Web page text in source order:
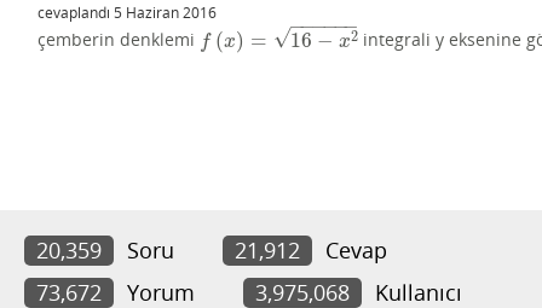
cevaplandı 5 Haziran 2016
çemberin denklemi f (x) = 16 − x2
− −
−−−−
√
f(x)=16−x 2 integrali y eksenine
20,359 Soru 21,912
Cevap
73,672
Yorum 3,975,068 Kullanıcı